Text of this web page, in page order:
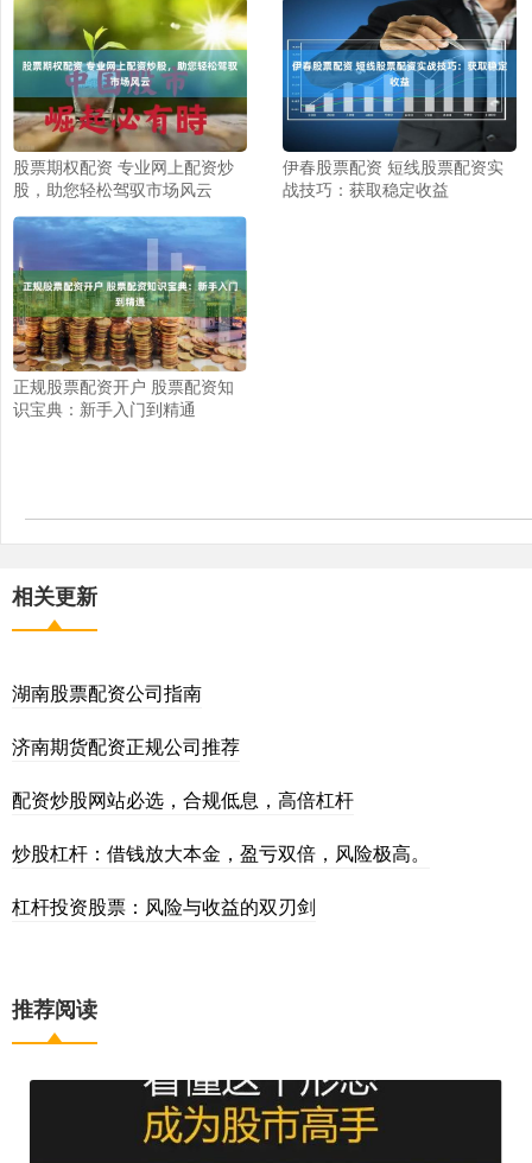
股票期权配资 专业网上配资炒
股，助您轻松驾驭市场风云
伊春股票配资 短线股票配资实
战技巧：获取稳定收益
正规股票配资开户 股票配资知
识宝典：新手入门到精通
相关更新
湖南股票配资公司指南
济南期货配资正规公司推荐
配资炒股网站必选，合规低息，高倍杠杆
炒股杠杆：借钱放大本金，盈亏双倍，风险极高。
杠杆投资股票：风险与收益的双刃剑
推荐阅读